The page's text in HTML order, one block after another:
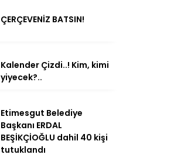
ÇERÇEVENİZ BATSIN!
Kalender Çizdi..! Kim, kimi
yiyecek?..
Etimesgut Belediye
Başkanı ERDAL
BEŞİKÇİOĞLU dahil 40 kişi
tutuklandı